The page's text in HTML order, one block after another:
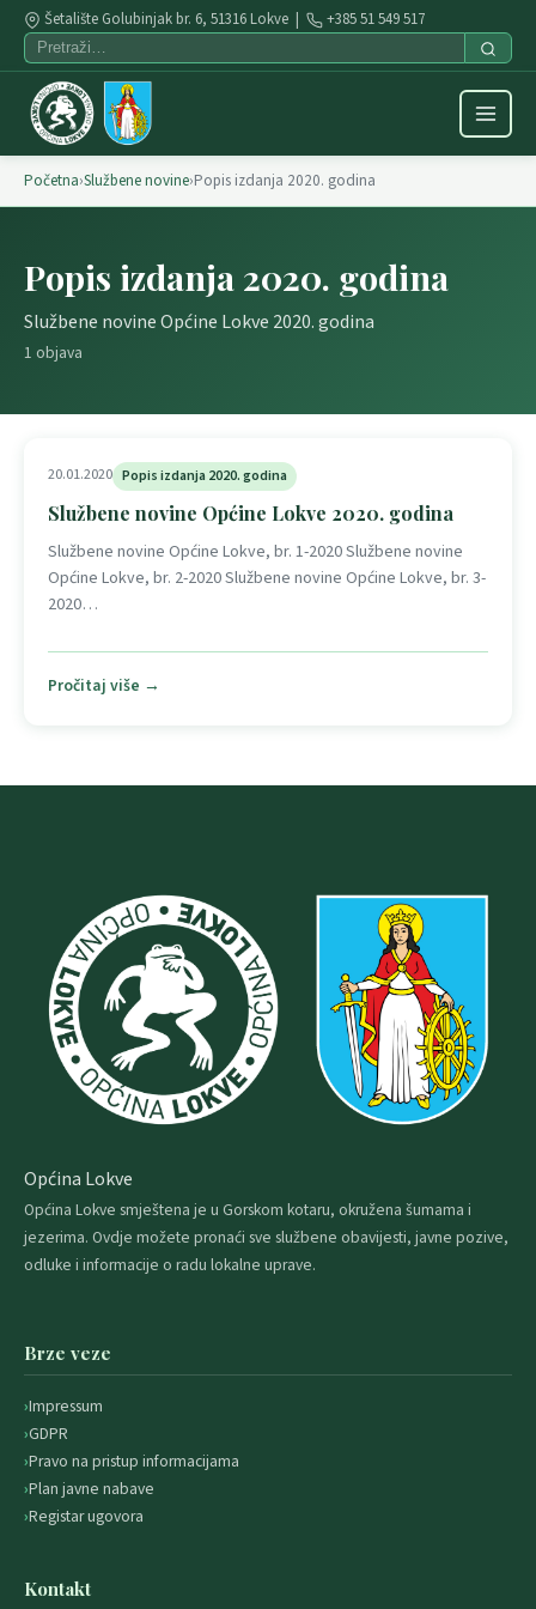
Šetalište Golubinjak br. 6, 51316 Lokve | +385 51 549 517
Početna›Službene novine›Popis izdanja 2020. godina
Popis izdanja 2020. godina
Službene novine Općine Lokve 2020. godina
1 objava
20.01.2020 Popis izdanja 2020. godina
Službene novine Općine Lokve 2020. godina
Službene novine Općine Lokve, br. 1-2020 Službene novine
Općine Lokve, br. 2-2020 Službene novine Općine Lokve, br. 3-
2020…
Pročitaj više →
Općina Lokve
Općina Lokve smještena je u Gorskom kotaru, okružena šumama i
jezerima. Ovdje možete pronaći sve službene obavijesti, javne pozive,
odluke i informacije o radu lokalne uprave.
Brze veze
Impressum
GDPR
Pravo na pristup informacijama
Plan javne nabave
Registar ugovora
Kontakt